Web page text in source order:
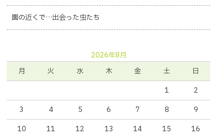
園の近くで…出会った虫たち
2026年8月
月
火 水 木 金 土
日
1
2
3
4 5 6 7 8
9
10
11 12 13 14 15
16